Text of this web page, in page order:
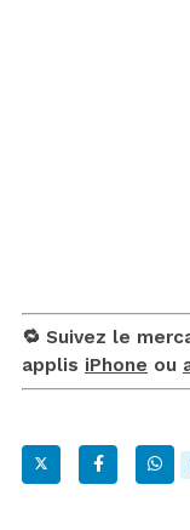
🔁 Suivez le
applis iPhone ou